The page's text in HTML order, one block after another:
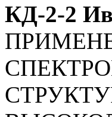
КД-2-2